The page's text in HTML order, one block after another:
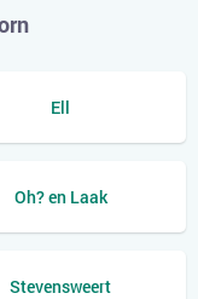
Ell
Oh? en Laak
Stevensweert